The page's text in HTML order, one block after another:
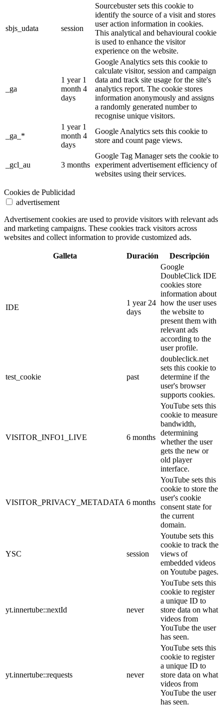
sbjs_udata session
Sourcebuster sets this cookie to
identify the source of a visit and stores
user action information in cookies.
This analytical and behavioural cookie
is used to enhance the visitor
experience on the website.
_ga
1 year 1
month 4
days
Google Analytics sets this cookie to
calculate visitor, session and campaign
data and track site usage for the site's
analytics report. The cookie stores
information anonymously and assigns
a randomly generated number to
recognise unique visitors.
_ga_*
1 year 1
month 4
days
Google Analytics sets this cookie to
store and count page views.
_gcl_au 3 months
Google Tag Manager sets the cookie to
experiment advertisement efficiency of
websites using their services.
Cookies de Publicidad
advertisement
Advertisement cookies are used to provide visitors with relevant ads
and marketing campaigns. These cookies track visitors across
websites and collect information to provide customized ads.
Galleta Duración Descripción
IDE
1 year 24
days
Google
DoubleClick IDE
cookies store
information about
how the user uses
the website to
present them with
relevant ads
according to the
user profile.
test_cookie past
doubleclick.net
sets this cookie to
determine if the
user's browser
supports cookies.
VISITOR_INFO1_LIVE 6 months
YouTube sets this
cookie to measure
bandwidth,
determining
whether the user
gets the new or
old player
interface.
VISITOR_PRIVACY_METADATA 6 months
YouTube sets this
cookie to store the
user's cookie
consent state for
the current
domain.
YSC session
Youtube sets this
cookie to track the
views of
embedded videos
on Youtube pages.
yt.innertube::nextId never
YouTube sets this
cookie to register
a unique ID to
store data on what
videos from
YouTube the user
has seen.
yt.innertube::requests never
YouTube sets this
cookie to register
a unique ID to
store data on what
videos from
YouTube the user
has seen.